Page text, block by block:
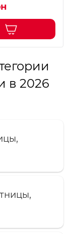
в 2026